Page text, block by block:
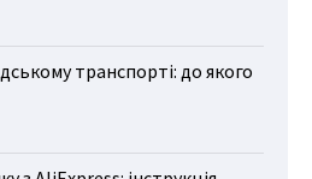
транспорті: до якого